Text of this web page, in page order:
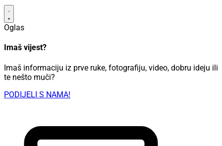
Oglas
Imaš vijest?
Imaš informaciju iz prve ruke, fotografiju, video, dobru ideju ili
te nešto muči?
PODIJELI S NAMA!